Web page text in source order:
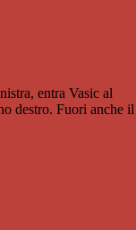
entra Vasic al
destro. Fuori anche il